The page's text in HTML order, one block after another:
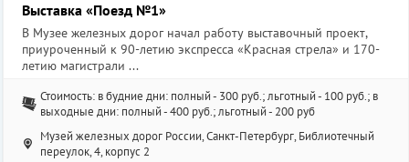
Выставка «Поезд №1»
В Музее железных дорог начал работу выставочный проект,
приуроченный к 90-летию экспресса «Красная стрела» и 170-
летию магистрали ...
Стоимость: в будние дни: полный - 300 руб.; льготный - 100 руб.; в
выходные дни: полный - 400 руб.; льготный - 200 руб
Музей железных дорог России, Санкт-Петербург, Библиотечный
переулок, 4, корпус 2